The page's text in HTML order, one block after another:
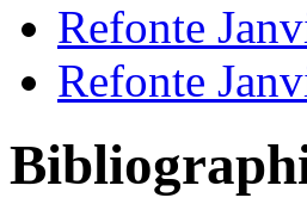
Refonte
Refonte